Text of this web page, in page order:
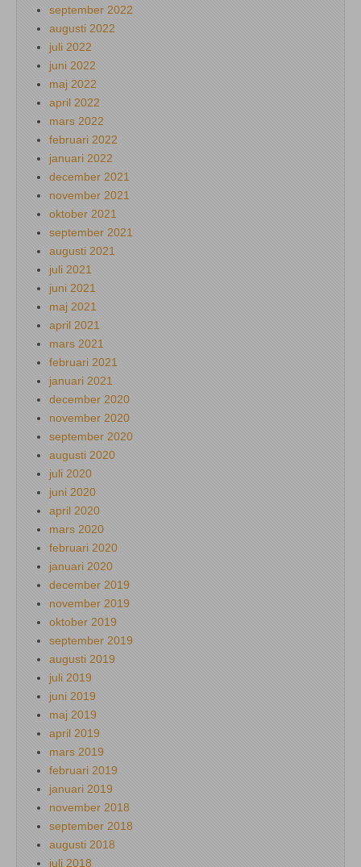
september 2022
augusti 2022
juli 2022
juni 2022
maj 2022
april 2022
mars 2022
februari 2022
januari 2022
december 2021
november 2021
oktober 2021
september 2021
augusti 2021
juli 2021
juni 2021
maj 2021
april 2021
mars 2021
februari 2021
januari 2021
december 2020
november 2020
september 2020
augusti 2020
juli 2020
juni 2020
april 2020
mars 2020
februari 2020
januari 2020
december 2019
november 2019
oktober 2019
september 2019
augusti 2019
juli 2019
juni 2019
maj 2019
april 2019
mars 2019
februari 2019
januari 2019
november 2018
september 2018
augusti 2018
juli 2018